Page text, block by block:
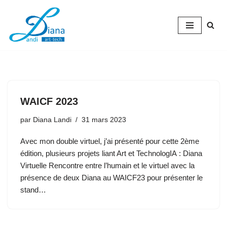
au
WAICF 2023
par Diana Landi 31 mars 2023
Avec mon double virtuel, j’ai présenté pour cette 2ème
édition, plusieurs projets liant Art et TechnologIA : Diana
Virtuelle Rencontre entre l’humain et le virtuel avec la
présence de deux Diana au WAICF23 pour présenter le
stand…